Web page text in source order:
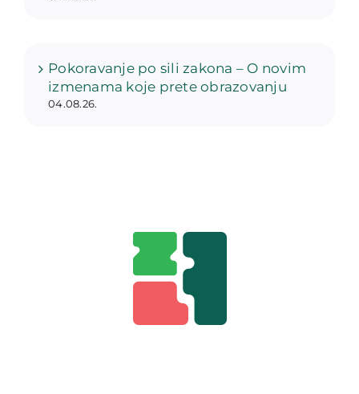
Pokoravanje po sili zakona – O novim
izmenama koje prete obrazovanju
04.08.26.